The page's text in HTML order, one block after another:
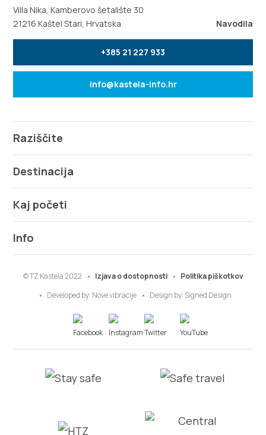
Villa Nika, Kamberovo šetalište 30
21216 Kaštel Stari, Hrvatska
Navodila
+385 21 227 933
info@kastela-info.hr
Raziščite
Destinacija
Kaj početi
Info
© TZ Kastela 2022 Izjava o dostopnosti
Politika piškotkov
Developed by: Nove vibracije Design by: Signed Design